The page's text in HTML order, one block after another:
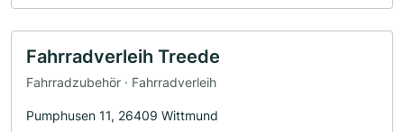
Fahrradverleih Treede
Fahrradzubehör · Fahrradverleih
Pumphusen 11, 26409 Wittmund